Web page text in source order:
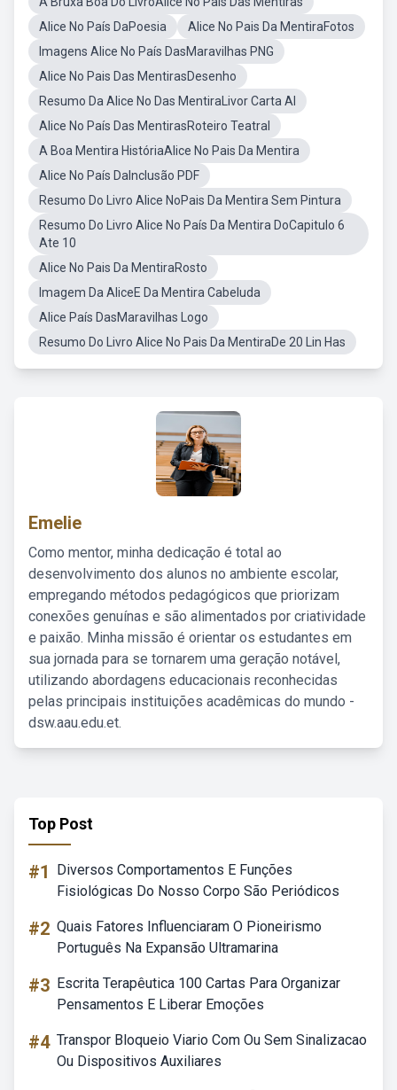
Alice No País DaPoesia
Alice No Pais Da MentiraFotos
Imagens Alice No País DasMaravilhas PNG
Alice No Pais Das MentirasDesenho
Resumo Da Alice No Das MentiraLivor Carta Al
Alice No País Das MentirasRoteiro Teatral
A Boa Mentira HistóriaAlice No Pais Da Mentira
Alice No País DaInclusão PDF
Resumo Do Livro Alice NoPais Da Mentira Sem Pintura
Resumo Do Livro Alice No País Da Mentira DoCapitulo 6
Ate 10
Alice No Pais Da MentiraRosto
Imagem Da AliceE Da Mentira Cabeluda
Alice País DasMaravilhas Logo
Resumo Do Livro Alice No Pais Da MentiraDe 20 Lin Has
Emelie
Como mentor, minha dedicação é total ao
desenvolvimento dos alunos no ambiente escolar,
empregando métodos pedagógicos que priorizam
conexões genuínas e são alimentados por criatividade
e paixão. Minha missão é orientar os estudantes em
sua jornada para se tornarem uma geração notável,
utilizando abordagens educacionais reconhecidas
pelas principais instituições acadêmicas do mundo -
dsw.aau.edu.et.
Top Post
#1
Diversos Comportamentos E Funções
Fisiológicas Do Nosso Corpo São Periódicos
#2 Quais Fatores Influenciaram O Pioneirismo
Português Na Expansão Ultramarina
#3 Escrita Terapêutica 100 Cartas Para Organizar
Pensamentos E Liberar Emoções
#4 Transpor Bloqueio Viario Com Ou Sem Sinalizacao
Ou Dispositivos Auxiliares